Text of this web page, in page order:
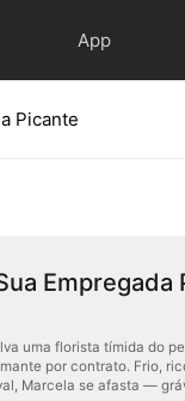
App
Picante
Empregada
uma florista tímida do
por contrato. Frio,
Marcela se afasta —